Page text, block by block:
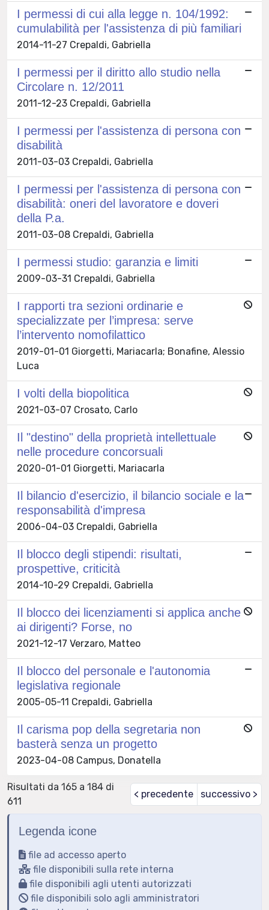
I permessi di cui alla legge n. 104/1992:
cumulabilità per l'assistenza di più familiari
2014-11-27 Crepaldi, Gabriella
I permessi per il diritto allo studio nella
Circolare n. 12/2011
2011-12-23 Crepaldi, Gabriella
I permessi per l'assistenza di persona con
disabilità
2011-03-03 Crepaldi, Gabriella
I permessi per l'assistenza di persona con
disabilità: oneri del lavoratore e doveri
della P.a.
2011-03-08 Crepaldi, Gabriella
I permessi studio: garanzia e limiti
2009-03-31 Crepaldi, Gabriella
I rapporti tra sezioni ordinarie e
specializzate per l’impresa: serve
l’intervento nomofilattico
2019-01-01 Giorgetti, Mariacarla; Bonafine, Alessio
Luca
I volti della biopolitica
2021-03-07 Crosato, Carlo
Il "destino" della proprietà intellettuale
nelle procedure concorsuali
2020-01-01 Giorgetti, Mariacarla
Il bilancio d'esercizio, il bilancio sociale e la
responsabilità d'impresa
2006-04-03 Crepaldi, Gabriella
Il blocco degli stipendi: risultati,
prospettive, criticità
2014-10-29 Crepaldi, Gabriella
Il blocco dei licenziamenti si applica anche
ai dirigenti? Forse, no
2021-12-17 Verzaro, Matteo
Il blocco del personale e l'autonomia
legislativa regionale
2005-05-11 Crepaldi, Gabriella
Il carisma pop della segretaria non
basterà senza un progetto
2023-04-08 Campus, Donatella
Risultati da 165 a 184 di
611
< precedente successivo >
Legenda icone
file ad accesso aperto
file disponibili sulla rete interna
file disponibili agli utenti autorizzati
file disponibili solo agli amministratori